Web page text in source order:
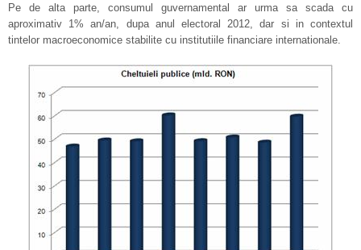
Pe de alta parte, consumul guvernamental ar urma sa scada cu
aproximativ 1% an/an, dupa anul electoral 2012, dar si in contextul
tintelor macroeconomice stabilite cu institutiile financiare internationale.